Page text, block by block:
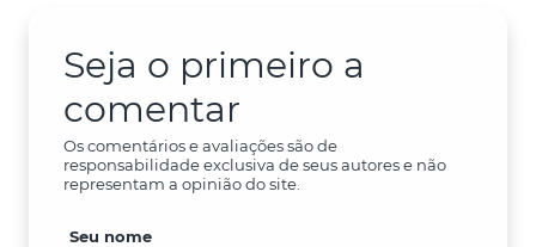
Seja o primeiro a
comentar
Os comentários e avaliações são de
responsabilidade exclusiva de seus autores e não
representam a opinião do site.
Seu nome